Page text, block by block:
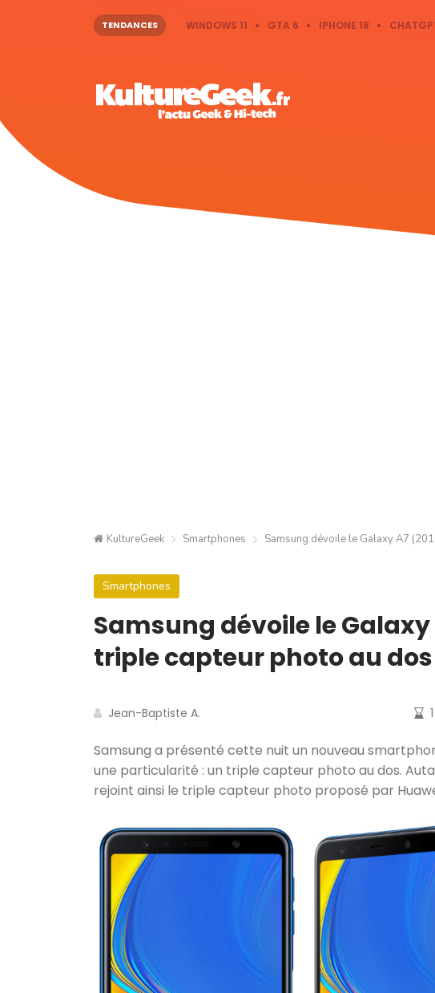
TENDANCES WINDOWS 11 GTA 6 IPHONE 18
KultureGeek Smartphones Samsung dévoile le Galaxy A7
Smartphones
Samsung dévoile le Galaxy
triple capteur photo au dos
Jean-Baptiste A.
Samsung a présenté cette nuit un nouveau
une particularité : un triple capteur photo au dos.
rejoint ainsi le triple capteur photo proposé par